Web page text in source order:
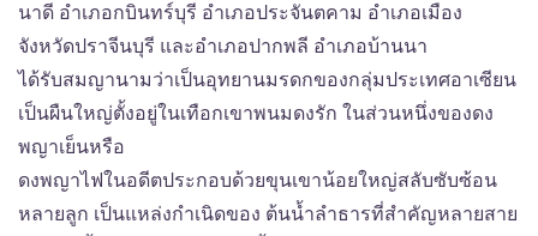
นาดี อำเภอกบินทร์บุรี อำเภอประจันตคาม อำเภอเมือง
จังหวัดปราจีนบุรี และอำเภอปากพลี อำเภอบ้านนา
ได้รับสมญานามว่าเป็นอุทยานมรดกของกลุ่มประเทศอาเซียน
เป็นผืนใหญ่ตั้งอยู่ในเทือกเขาพนมดงรัก ในส่วนหนึ่งของดง
พญาเย็นหรือ
ดงพญาไฟในอดีตประกอบด้วยขุนเขาน้อยใหญ่สลับซับซ้อน
หลายลูก เป็นแหล่งกำเนิดของ ต้นน้ำลำธารที่สำคัญหลายสาย